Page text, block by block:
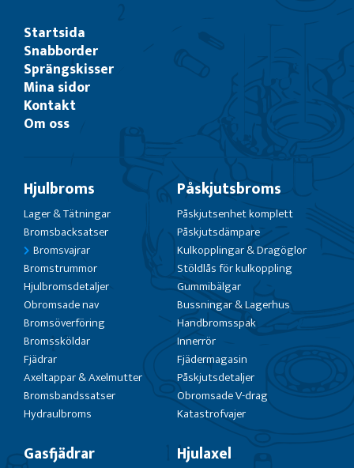
Startsida
Snabborder
Sprängskisser
Mina sidor
Kontakt
Om oss
Hjulbroms
Lager & Tätningar
Bromsbacksatser
Bromsvajrar
Bromstrummor
Hjulbromsdetaljer
Obromsade nav
Bromsöverföring
Bromssköldar
Fjädrar
Axeltappar & Axelmutter
Bromsbandssatser
Hydraulbroms
Påskjutsbroms
Påskjutsenhet komplett
Påskjutsdämpare
Kulkopplingar & Dragöglor
Stöldlås för kulkoppling
Gummibälgar
Bussningar & Lagerhus
Handbromsspak
Innerrör
Fjädermagasin
Påskjutsdetaljer
Obromsade V-drag
Katastrofvajer
Gasfjädrar Hjulaxel